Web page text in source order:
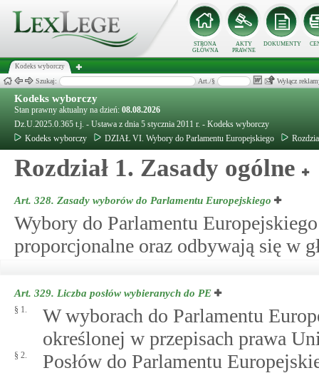
STRONA
GŁÓWNA
AKTY
PRAWNE
DOKUMENTY
Kodeks wyborczy
Szukaj: Art./§ Wyłącz
Kodeks wyborczy
Stan prawny aktualny na dzień: 08.08.2026
Dz.U.2025.0.365 t.j. - Ustawa z dnia 5 stycznia 2011 r. - Kodeks wyborczy
Kodeks wyborczy
DZIAŁ VI. Wybory do Parlamentu Europejskiego
Rozdział 1. Zasady ogólne
Art. 328. Zasady wyborów do Parlamentu Europejskiego
Wybory do Parlamentu
proporcjonalne oraz odbywają się w
Art. 329. Liczba posłów wybieranych do PE
§ 1.
W wyborach do Parlamentu
określonej w przepisach prawa
§ 2. Posłów do Parlamentu